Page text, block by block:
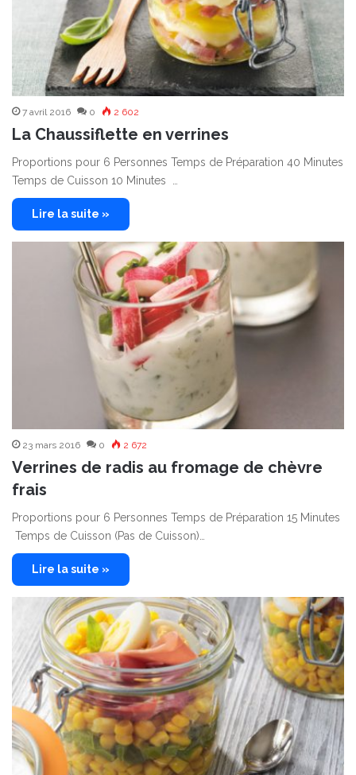
7 avril 2016 0 2 602
La Chaussiflette en verrines
Proportions pour 6 Personnes Temps de Préparation 40 Minutes
Temps de Cuisson 10 Minutes …
Lire la suite »
23 mars 2016 0 2 672
Verrines de radis au fromage de chèvre
frais
Proportions pour 6 Personnes Temps de Préparation 15 Minutes
Temps de Cuisson (Pas de Cuisson)…
Lire la suite »